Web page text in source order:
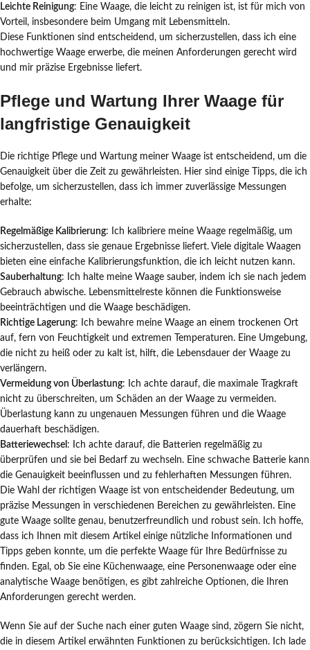
Leichte Reinigung: Eine Waage, die leicht zu reinigen ist, ist für mich von
Vorteil, insbesondere beim Umgang mit Lebensmitteln.
Diese Funktionen sind entscheidend, um sicherzustellen, dass ich eine
hochwertige Waage erwerbe, die meinen Anforderungen gerecht wird
und mir präzise Ergebnisse liefert.
Pflege und Wartung Ihrer Waage für
langfristige Genauigkeit
Die richtige Pflege und Wartung meiner Waage ist entscheidend, um die
Genauigkeit über die Zeit zu gewährleisten. Hier sind einige Tipps, die ich
befolge, um sicherzustellen, dass ich immer zuverlässige Messungen
erhalte:
Regelmäßige Kalibrierung: Ich kalibriere meine Waage regelmäßig, um
sicherzustellen, dass sie genaue Ergebnisse liefert. Viele digitale Waagen
bieten eine einfache Kalibrierungsfunktion, die ich leicht nutzen kann.
Sauberhaltung: Ich halte meine Waage sauber, indem ich sie nach jedem
Gebrauch abwische. Lebensmittelreste können die Funktionsweise
beeinträchtigen und die Waage beschädigen.
Richtige Lagerung: Ich bewahre meine Waage an einem trockenen Ort
auf, fern von Feuchtigkeit und extremen Temperaturen. Eine Umgebung,
die nicht zu heiß oder zu kalt ist, hilft, die Lebensdauer der Waage zu
verlängern.
Vermeidung von Überlastung: Ich achte darauf, die maximale Tragkraft
nicht zu überschreiten, um Schäden an der Waage zu vermeiden.
Überlastung kann zu ungenauen Messungen führen und die Waage
dauerhaft beschädigen.
Batteriewechsel : Ich achte darauf, die Batterien regelmäßig zu
überprüfen und sie bei Bedarf zu wechseln. Eine schwache Batterie kann
die Genauigkeit beeinflussen und zu fehlerhaften Messungen führen.
Die Wahl der richtigen Waage ist von entscheidender Bedeutung, um
präzise Messungen in verschiedenen Bereichen zu gewährleisten. Eine
gute Waage sollte genau, benutzerfreundlich und robust sein. Ich hoffe,
dass ich Ihnen mit diesem Artikel einige nützliche Informationen und
Tipps geben konnte, um die perfekte Waage für Ihre Bedürfnisse zu
finden. Egal, ob Sie eine Küchenwaage, eine Personenwaage oder eine
analytische Waage benötigen, es gibt zahlreiche Optionen, die Ihren
Anforderungen gerecht werden.
Wenn Sie auf der Suche nach einer guten Waage sind, zögern Sie nicht,
die in diesem Artikel erwähnten Funktionen zu berücksichtigen. Ich lade